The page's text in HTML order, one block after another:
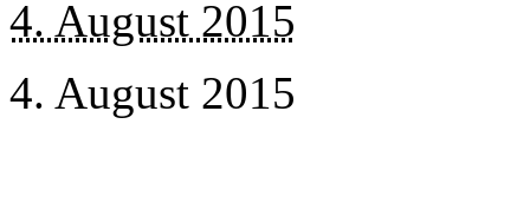
4. August 2015
4. August 2015